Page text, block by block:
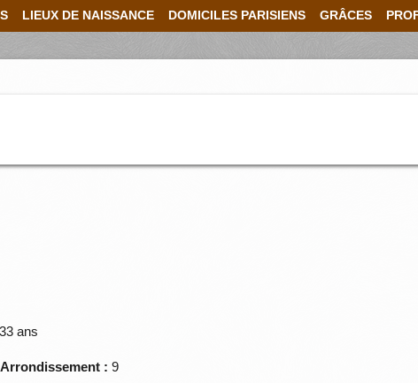
LIEUX DE NAISSANCE DOMICILES PARISIENS GRÂCES
33 ans
Arrondissement : 9